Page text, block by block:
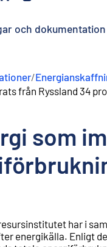
och dokumentation
/
från Ryssland 34
som
har i
energikälla. Enligt